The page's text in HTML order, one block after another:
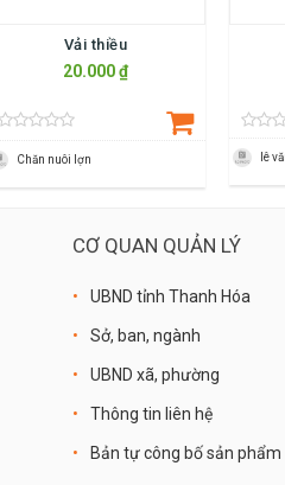
Vải thiều
20.000 ₫
Chăn nuôi lợn lê
CƠ QUAN QUẢN LÝ
UBND tỉnh Thanh Hóa
Sở, ban, ngành
UBND xã, phường
Thông tin liên hệ
Bản tự công bố sản phẩm